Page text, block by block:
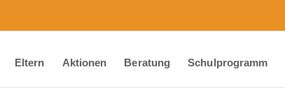
Eltern Aktionen Beratung Schulprogramm